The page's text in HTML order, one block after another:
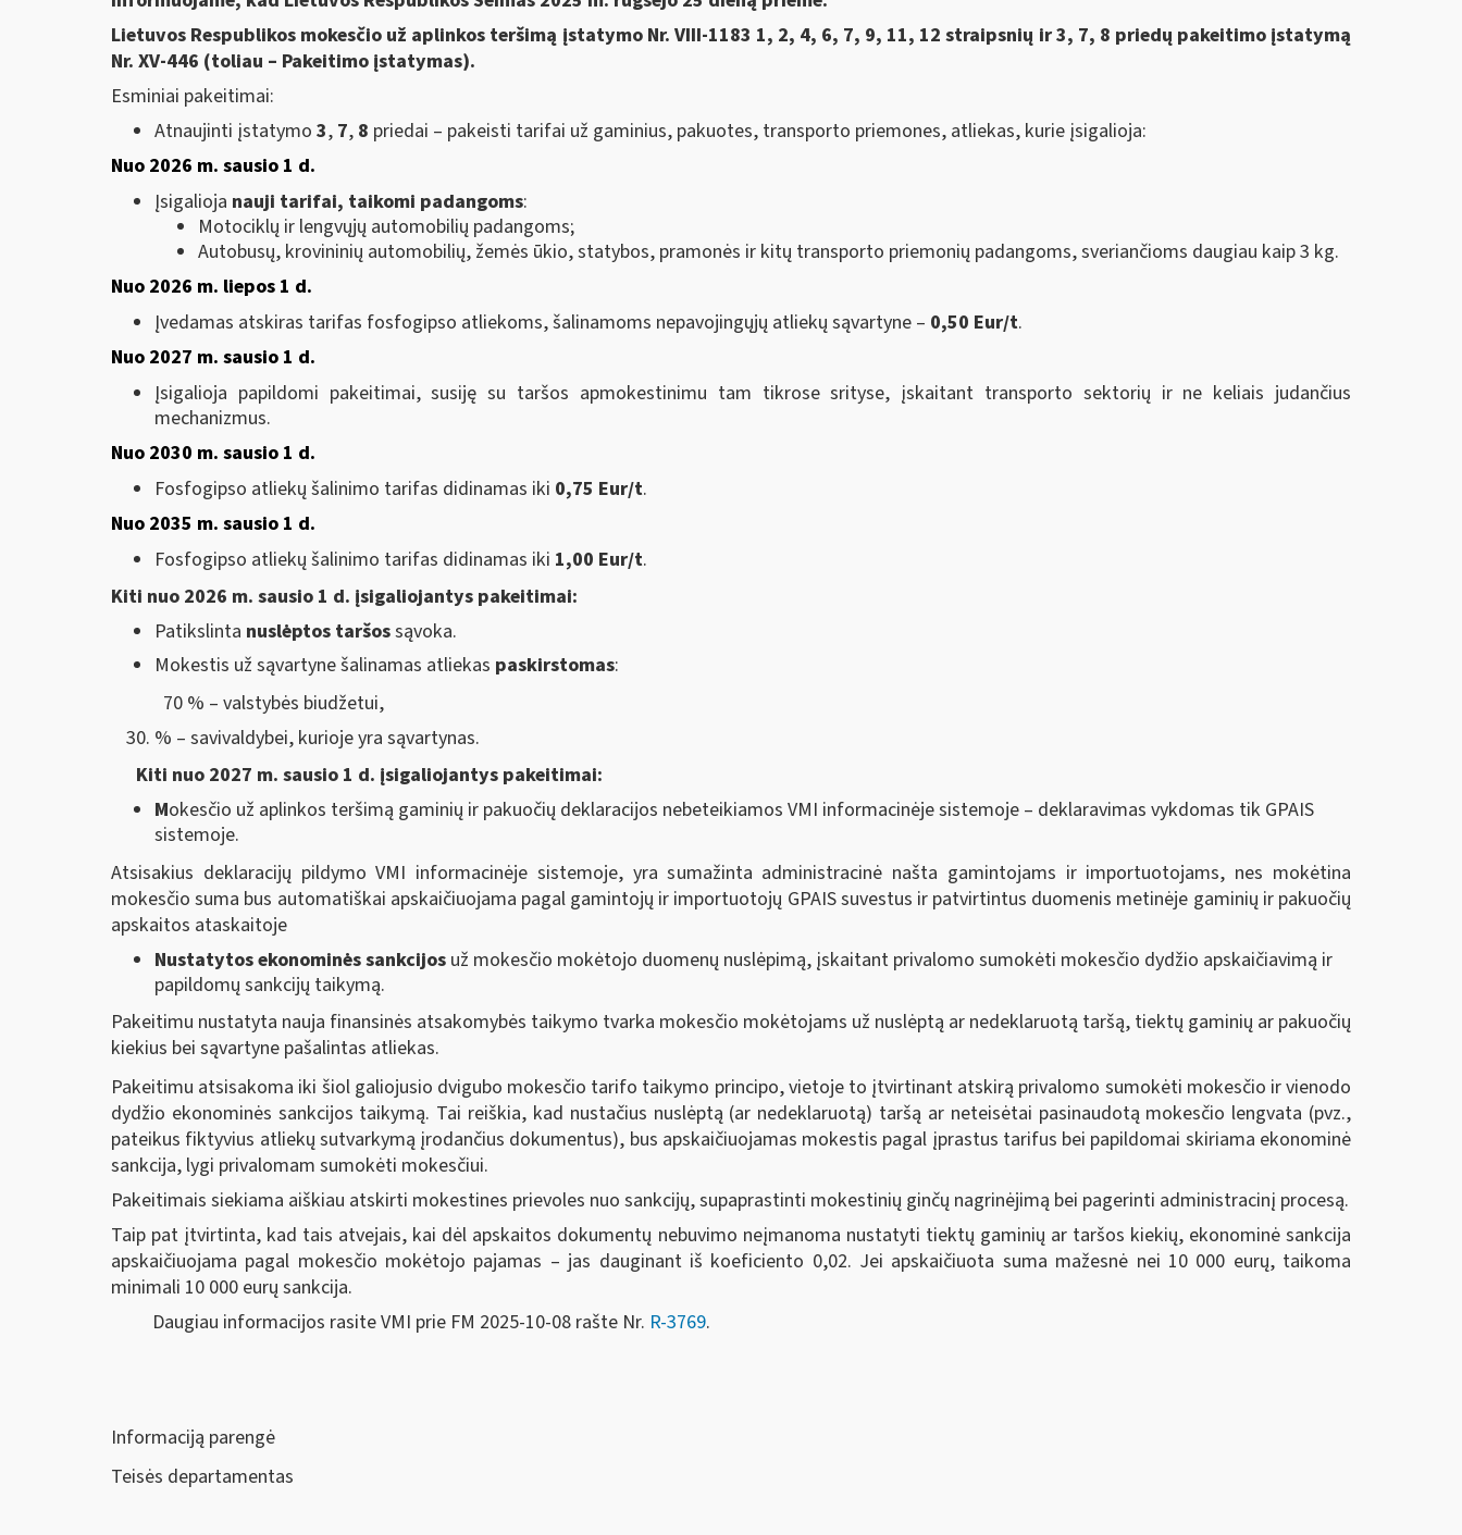
Lietuvos Respublikos mokesčio už aplinkos teršimą įstatymo Nr. VIII-1183 1, 2, 4, 6, 7, 9, 11, 12 straipsnių ir 3, 7, 8 priedų pakeitimo įstatymą
Nr. XV-446 (toliau – Pakeitimo įstatymas).
Esminiai pakeitimai:
Atnaujinti įstatymo 3, 7, 8 priedai – pakeisti tarifai už gaminius, pakuotes, transporto priemones, atliekas, kurie įsigalioja:
Nuo 2026 m. sausio 1 d.
Įsigalioja nauji tarifai, taikomi padangoms:
Motociklų ir lengvųjų automobilių padangoms;
Autobusų, krovininių automobilių, žemės ūkio, statybos, pramonės ir kitų transporto priemonių padangoms, sveriančioms daugiau kaip 3 kg.
Nuo 2026 m. liepos 1 d.
Įvedamas atskiras tarifas fosfogipso atliekoms, šalinamoms nepavojingųjų atliekų sąvartyne – 0,50 Eur/t.
Nuo 2027 m. sausio 1 d.
Įsigalioja papildomi pakeitimai, susiję su taršos apmokestinimu tam tikrose srityse, įskaitant transporto sektorių ir ne keliais judančius
mechanizmus.
Nuo 2030 m. sausio 1 d.
Fosfogipso atliekų šalinimo tarifas didinamas iki 0,75 Eur/t.
Nuo 2035 m. sausio 1 d.
Fosfogipso atliekų šalinimo tarifas didinamas iki 1,00 Eur/t.
Kiti nuo 2026 m. sausio 1 d. įsigaliojantys pakeitimai:
Patikslinta nuslėptos taršossąvoka.
Mokestis už sąvartyne šalinamas atliekas paskirstomas:
70 % – valstybės biudžetui,
% – savivaldybei, kurioje yra sąvartynas.
Kiti nuo 2027 m. sausio 1 d. įsigaliojantys pakeitimai:
Mokesčio už aplinkos teršimą gaminių ir pakuočių deklaracijos nebeteikiamos VMI informacinėje sistemoje – deklaravimas vykdomas tik GPAIS
sistemoje.
Atsisakius deklaracijų pildymo VMI informacinėje sistemoje, yra sumažinta administracinė našta gamintojams ir importuotojams, nes mokėtina
mokesčio suma bus automatiškai apskaičiuojama pagal gamintojų ir importuotojų GPAIS suvestus ir patvirtintus duomenis metinėje gaminių ir pakuočių
apskaitos ataskaitoje
Nustatytos ekonominės sankcijos už mokesčio mokėtojo duomenų nuslėpimą, įskaitant privalomo sumokėti mokesčio dydžio apskaičiavimą ir
papildomų sankcijų taikymą.
Pakeitimu nustatyta nauja finansinės atsakomybės taikymo tvarka mokesčio mokėtojams už nuslėptą ar nedeklaruotą taršą, tiektų gaminių ar pakuočių
kiekius bei sąvartyne pašalintas atliekas.
Pakeitimu atsisakoma iki šiol galiojusio dvigubo mokesčio tarifo taikymo principo, vietoje to įtvirtinant atskirą privalomo sumokėti mokesčio ir vienodo
dydžio ekonominės sankcijos taikymą. Tai reiškia, kad nustačius nuslėptą (ar nedeklaruotą) taršą ar neteisėtai pasinaudotą mokesčio lengvata (pvz.,
pateikus fiktyvius atliekų sutvarkymą įrodančius dokumentus), bus apskaičiuojamas mokestis pagal įprastus tarifus bei papildomai skiriama ekonominė
sankcija, lygi privalomam sumokėti mokesčiui.
Pakeitimais siekiama aiškiau atskirti mokestines prievoles nuo sankcijų, supaprastinti mokestinių ginčų nagrinėjimą bei pagerinti administracinį procesą.
Taip pat įtvirtinta, kad tais atvejais, kai dėl apskaitos dokumentų nebuvimo neįmanoma nustatyti tiektų gaminių ar taršos kiekių, ekonominė sankcija
apskaičiuojama pagal mokesčio mokėtojo pajamas – jas dauginant iš koeficiento 0,02. Jei apskaičiuota suma mažesnė nei 10 000 eurų, taikoma
minimali 10 000 eurų sankcija.
Daugiau informacijos rasite VMI prie FM 2025-10-08 rašte Nr. R-3769.
Informaciją parengė
Teisės departamentas